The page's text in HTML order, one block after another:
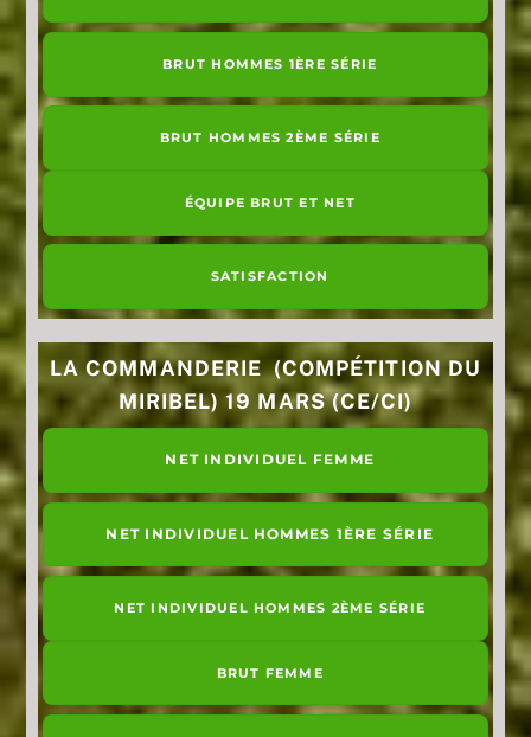
BRUT HOMMES 1ÈRE SÉRIE
BRUT HOMMES 2ÈME SÉRIE
ÉQUIPE BRUT ET NET
SATISFACTION
LA COMMANDERIE (COMPÉTITION DU
MIRIBEL) 19 MARS (CE/CI)
NET INDIVIDUEL FEMME
NET INDIVIDUEL HOMMES 1ÈRE SÉRIE
NET INDIVIDUEL HOMMES 2ÈME SÉRIE
BRUT FEMME